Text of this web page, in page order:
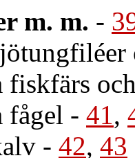
m. m. -
fiskfärs
fågel - 41,
- 42, 43